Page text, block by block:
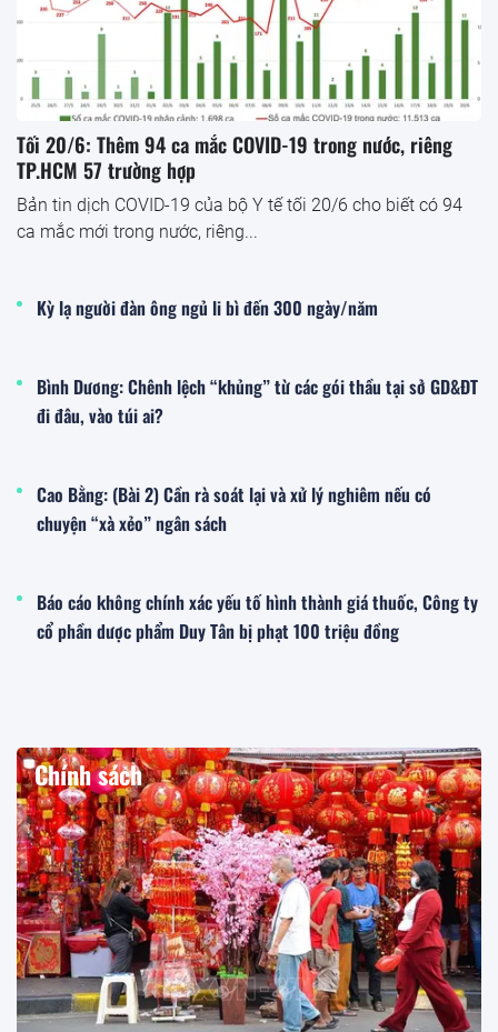
Tối 20/6: Thêm 94 ca mắc COVID-19 trong nước, riêng
TP.HCM 57 trường hợp
Bản tin dịch COVID-19 của bộ Y tế tối 20/6 cho biết có 94
ca mắc mới trong nước, riêng...
Kỳ lạ người đàn ông ngủ li bì đến 300 ngày/năm
Bình Dương: Chênh lệch “khủng” từ các gói thầu tại sở GD&ĐT
đi đâu, vào túi ai?
Cao Bằng: (Bài 2) Cần rà soát lại và xử lý nghiêm nếu có
chuyện “xà xẻo” ngân sách
Báo cáo không chính xác yếu tố hình thành giá thuốc, Công ty
cổ phần dược phẩm Duy Tân bị phạt 100 triệu đồng
Chính sách